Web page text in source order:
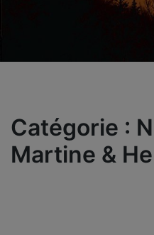
Catégorie :
Martine &